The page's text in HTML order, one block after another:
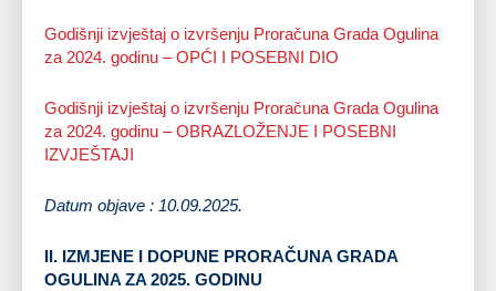
Godišnji izvještaj o izvršenju Proračuna Grada Ogulina
za 2024. godinu – OPĆI I POSEBNI DIO
Godišnji izvještaj o izvršenju Proračuna Grada Ogulina
za 2024. godinu – OBRAZLOŽENJE I POSEBNI
IZVJEŠTAJI
Datum objave : 10.09.2025.
II. IZMJENE I DOPUNE PRORAČUNA GRADA
OGULINA ZA 2025. GODINU